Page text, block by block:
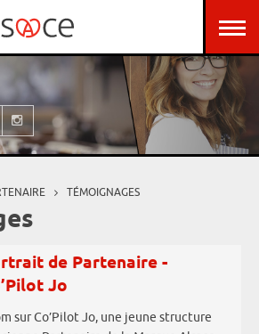
TÉMOIGNAGES
de Partenaire -
Jo
sur Co’Pilot Jo, une jeune structure